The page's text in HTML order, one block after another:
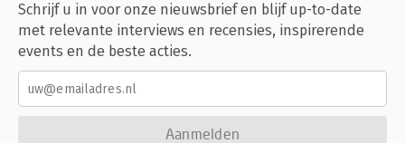
Schrijf u in voor onze nieuwsbrief en blijf up-to-date
met relevante interviews en recensies, inspirerende
events en de beste acties.
Aanmelden